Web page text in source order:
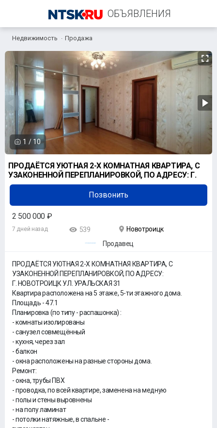
ОБЪЯВЛЕНИЯ
+7 (967) 776-99-90
Недвижимость Продажа
1 / 10
ПРОДАЁТСЯ УЮТНАЯ 2-Х КОМНАТНАЯ КВАРТИРА, С
УЗАКОНЕННОЙ ПЕРЕПЛАНИРОВКОЙ, ПО АДРЕСУ: Г.
Позвонить
2 500 000 ₽
7 дней назад 539
Новотроицк
Продавец
ПРОДАЁТСЯ УЮТНАЯ 2-Х КОМНАТНАЯ КВАРТИРА, С
УЗАКОНЕННОЙ ПЕРЕПЛАНИРОВКОЙ, ПО АДРЕСУ:
Г. НОВОТРОИЦК УЛ. УРАЛЬСКАЯ 31
Квартира расположена на 5 этаже, 5-ти этажного дома.
Площадь - 47.1
Планировка (по типу - распашонка) :
- комнаты изолированы
- санузел совмещённый
- кухня, через зал
- балкон
- окна расположены на разные стороны дома.
Ремонт:
- окна, трубы ПВХ
- проводка, по всей квартире, заменена на медную
- полы и стены выровнены
- на полу ламинат
- потолки натяжные, в спальне -